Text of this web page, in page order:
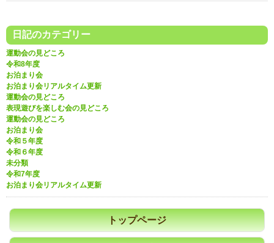
日記のカテゴリー
運動会の見どころ
令和8年度
お泊まり会
お泊まり会リアルタイム更新
運動会の見どころ
表現遊びを楽しむ会の見どころ
運動会の見どころ
お泊まり会
令和５年度
令和６年度
未分類
令和7年度
お泊まり会リアルタイム更新
トップページ